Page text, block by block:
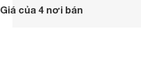
Giá của 4 nơi bán